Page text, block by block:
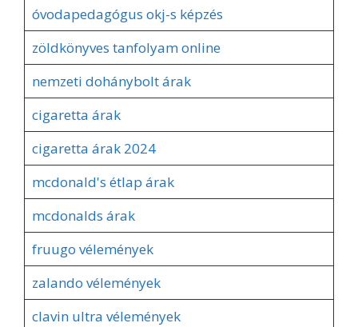
óvodapedagógus okj-s képzés
zöldkönyves tanfolyam online
nemzeti dohánybolt árak
cigaretta árak
cigaretta árak 2024
mcdonald's étlap árak
mcdonalds árak
fruugo vélemények
zalando vélemények
clavin ultra vélemények